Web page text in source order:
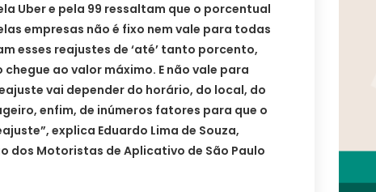
Uber e pela 99 ressaltam que o porcentual
empresas não é fixo nem vale para todas
esses reajustes de ‘até’ tanto porcento,
chegue ao valor máximo. E não vale para
vai depender do horário, do local, do
enfim, de inúmeros fatores para que o
explica Eduardo Lima de Souza,
dos Motoristas de Aplicativo de São Paulo